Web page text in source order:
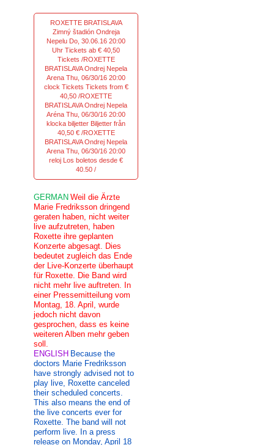
ROXETTE BRATISLAVA
Zimný štadión Ondreja
Nepelu Do, 30.06.16 20:00
Uhr Tickets ab € 40,50
Tickets /ROXETTE
BRATISLAVA Ondrej Nepela
Arena Thu, 06/30/16 20:00
clock Tickets Tickets from €
40,50 /ROXETTE
BRATISLAVA Ondrej Nepela
Aréna Thu, 06/30/16 20:00
klocka biljetter Biljetter från
40,50 € /ROXETTE
BRATISLAVA Ondrej Nepela
Arena Thu, 06/30/16 20:00
reloj Los boletos desde €
40.50 /
GERMAN Weil die Ärzte
Marie Fredriksson dringend
geraten haben, nicht weiter
live aufzutreten, haben
Roxette ihre geplanten
Konzerte abgesagt. Dies
bedeutet zugleich das Ende
der Live-Konzerte überhaupt
für Roxette. Die Band wird
nicht mehr live auftreten. In
einer Pressemitteilung vom
Montag, 18. April, wurde
jedoch nicht davon
gesprochen, dass es keine
weiteren Alben mehr geben
soll.
ENGLISH Because the
doctors Marie Fredriksson
have strongly advised not to
play live, Roxette canceled
their scheduled concerts.
This also means the end of
the live concerts ever for
Roxette. The band will not
perform live. In a press
release on Monday, April 18